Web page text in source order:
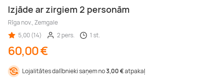
Izjāde ar zirgiem 2 personām
Rīga nov., Zemgale
5,00 (14)
2 pers. 1 st.
60,00 €
Lojalitātes dalībnieki saņem no3,00 €atpakaļ